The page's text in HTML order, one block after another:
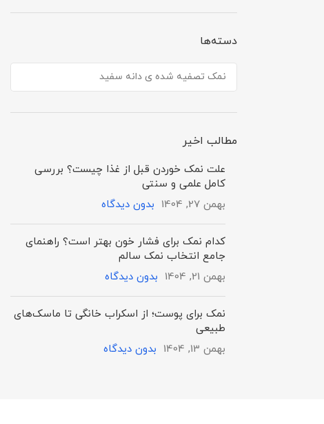
دسته‌ها
مطالب اخیر
علت نمک خوردن قبل از غذا چیست؟ بررسی
کامل علمی و سنتی
بهمن 27, 1404
بدون دیدگاه
کدام نمک برای فشار خون بهتر است؟ راهنمای
جامع انتخاب نمک سالم
بهمن 21, 1404
بدون دیدگاه
نمک برای پوست؛ از اسکراب خانگی تا ماسک‌های
طبیعی
بهمن 13, 1404
بدون دیدگاه